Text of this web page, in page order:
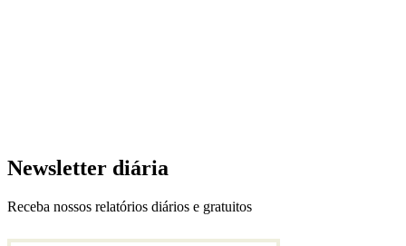
Newsletter diária
Receba nossos relatórios diários e gratuitos